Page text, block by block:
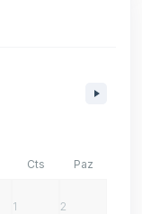
Cts Paz
1 2